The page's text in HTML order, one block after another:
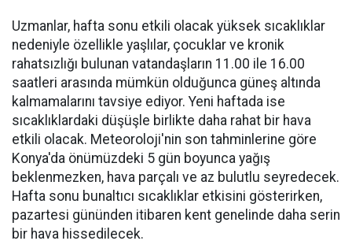
Uzmanlar, hafta sonu etkili olacak yüksek sıcaklıklar
nedeniyle özellikle yaşlılar, çocuklar ve kronik
rahatsızlığı bulunan vatandaşların 11.00 ile 16.00
saatleri arasında mümkün olduğunca güneş altında
kalmamalarını tavsiye ediyor. Yeni haftada ise
sıcaklıklardaki düşüşle birlikte daha rahat bir hava
etkili olacak. Meteoroloji'nin son tahminlerine göre
Konya'da önümüzdeki 5 gün boyunca yağış
beklenmezken, hava parçalı ve az bulutlu seyredecek.
Hafta sonu bunaltıcı sıcaklıklar etkisini gösterirken,
pazartesi gününden itibaren kent genelinde daha serin
bir hava hissedilecek.